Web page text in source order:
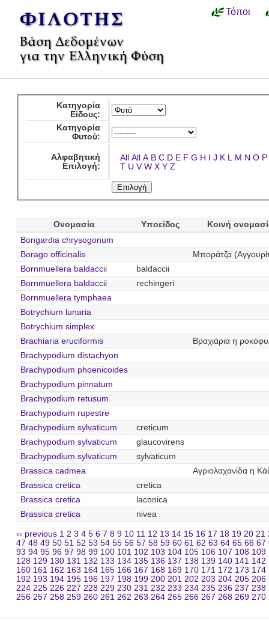
Τόποι
Κατηγορία
Είδους:
Κατηγορία
Φυτού:
Αλφαβητική
Επιλογή:
All All A B C D E F G H I J K L M N O P
T U V W X Y Z
Ονομασία Υποείδος
Κοινή
Bongardia chrysogonum
Borago officinalis
Μποράτζα
Bornmuellera baldaccii
baldaccii
Bornmuellera baldaccii
rechingeri
Bornmuellera tymphaea
Botrychium lunaria
Botrychium simplex
Brachiaria eruciformis
Βραχιάρια η
Brachypodium distachyon
Brachypodium phoenicoides
Brachypodium pinnatum
Brachypodium retusum
Brachypodium rupestre
Brachypodium sylvaticum
creticum
Brachypodium sylvaticum
glaucovirens
Brachypodium sylvaticum
sylvaticum
Brassica cadmea
Αγριολαχανίδα η
Brassica cretica
cretica
Brassica cretica
laconica
Brassica cretica
nivea
‹‹ previous 1 2 3 4 5 6 7 8 9 10 11 12 13 14 15 16 17 18 19 20 21
47 48 49 50 51 52 53 54 55 56 57 58 59 60 61 62 63 64 65 66 67
93 94 95 96 97 98 99 100 101 102 103 104 105 106 107 108 109
128 129 130 131 132 133 134 135 136 137 138 139 140 141 142
160 161 162 163 164 165 166 167 168 169 170 171 172 173 174
192 193 194 195 196 197 198 199 200 201 202 203 204 205 206
224 225 226 227 228 229 230 231 232 233 234 235 236 237 238
256 257 258 259 260 261 262 263 264 265 266 267 268 269 270